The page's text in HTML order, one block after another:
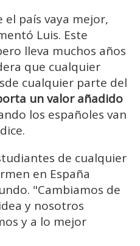
país vaya mejor,
Luis. Este
lleva muchos años
que cualquier
cualquier parte del
un valor añadido
los españoles van
de cualquier
en España
"Cambiamos de
y nosotros
y a lo mejor